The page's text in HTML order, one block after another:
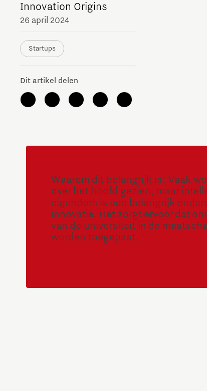
Innovation Origins
26 april 2024
Startups
Dit artikel delen
Waarom dit belangrijk is: Vaak
over het hoofd gezien, maar
eigendom is een belangrijk
innovatie. Het zorgt ervoor dat
van de universiteit in de
worden toegepast.